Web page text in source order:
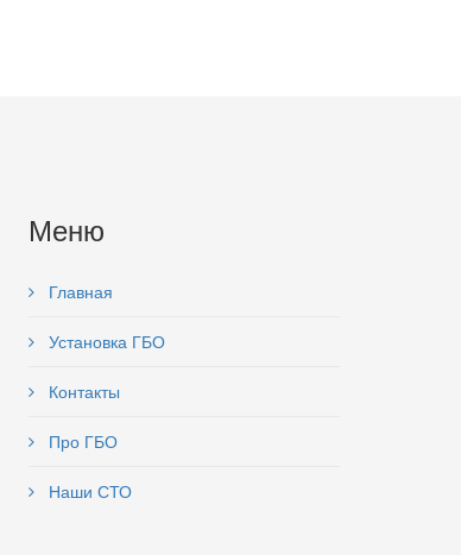
Меню
Главная
Установка ГБО
Контакты
Про ГБО
Наши СТО